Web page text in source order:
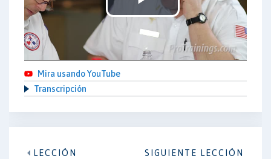
Play
Video
Mira usando YouTube
Transcripción
LECCIÓN
SIGUIENTE LECCIÓN